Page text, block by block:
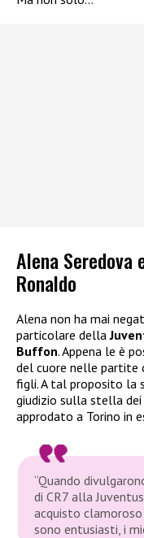
Alena
Ronaldo
Alena non ha mai
particolare della
Buffon. Appena le è
del cuore nelle partite
figli. A tal proposito la
giudizio sulla stella dei
approdato a Torino in
“Quando
di CR7 alla
acquisto
sono entusiasti, i